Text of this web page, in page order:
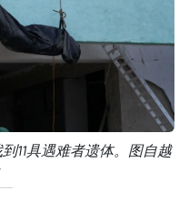
11具遇难者遗体。图自越